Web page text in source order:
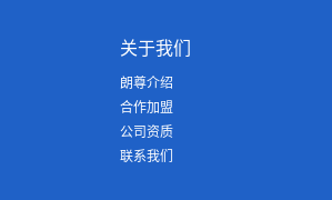
关于我们
朗尊介绍
合作加盟
公司资质
联系我们